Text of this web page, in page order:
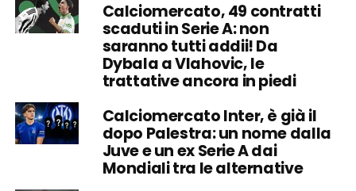
Calciomercato, 49 contratti
scaduti in Serie A: non
saranno tutti addii! Da
Dybala a Vlahovic, le
trattative ancora in piedi
Calciomercato Inter, è già il
dopo Palestra: un nome dalla
Juve e un ex Serie A dai
Mondiali tra le alternative